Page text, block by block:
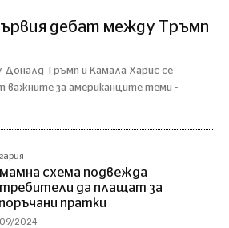
дебат между Тръмп
Доналд Тръмп и Камала Харис се
важните за американците теми -
схема подвежда
да плащат за
пратки
2024